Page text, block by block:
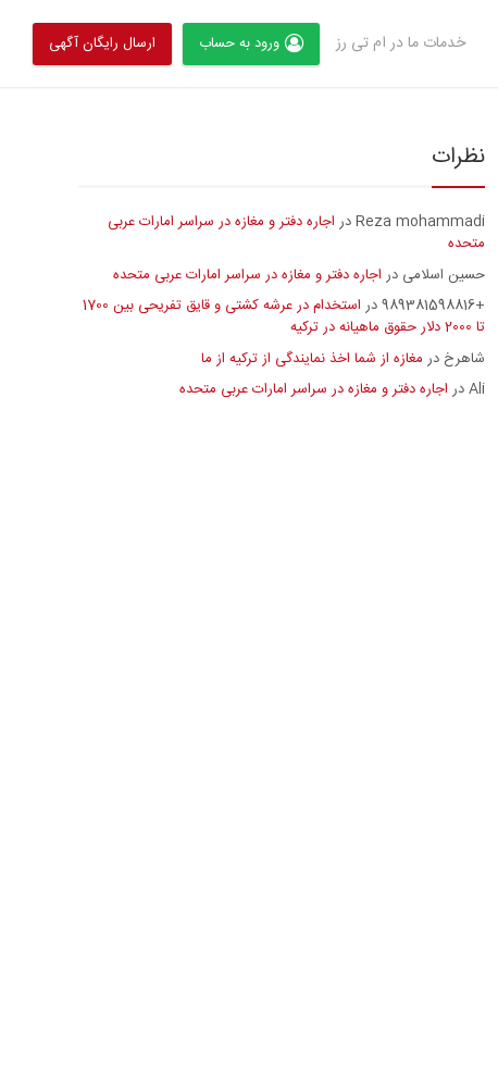
خدمات ما در ام تی رز ورود به حساب ارسال رایگان آگهی
نظرات
Reza mohammadiدر اجاره دفتر و مغازه در سراسر امارات عربی
متحده
حسین اسلامی در اجاره دفتر و مغازه در سراسر امارات عربی متحده
+989381598816
در
استخدام در عرشه کشتی و قایق تفریحی بین 1700
تا 2000 دلار حقوق ماهیانه در ترکیه
شاهرخ در مغازه از شما اخذ نمایندگی از ترکیه از ما
Aliدر اجاره دفتر و مغازه در سراسر امارات عربی متحده